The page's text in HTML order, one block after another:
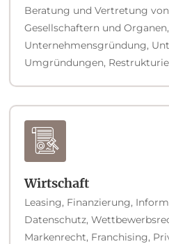
Beratung und Vertretung
Gesellschaftern und Organen,
Unternehmensgründung,
Umgründungen,
Wirtschaft
Leasing, Finanzierung,
Datenschutz,
Markenrecht, Franchising,